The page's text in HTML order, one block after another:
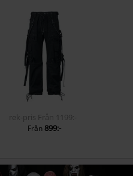
rek-pris Från 1199:-
Från 899:-